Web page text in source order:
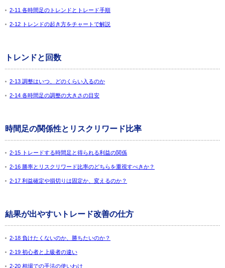
2-11 各時間足のトレンドとトレード手順
2-12 トレンドの起き方をチャートで解説
トレンドと回数
2-13 調整はいつ、どのくらい入るのか
2-14 各時間足の調整の大きさの目安
時間足の関係性とリスクリワード比率
2-15 トレードする時間足と得られる利益の関係
2-16 勝率とリスクリワード比率のどちらを重視すべきか？
2-17 利益確定や損切りは固定か、変えるのか？
結果が出やすいトレード改善の仕方
2-18 負けたくないのか、勝ちたいのか？
2-19 初心者と上級者の違い
2-20 相場での手法の使いわけ